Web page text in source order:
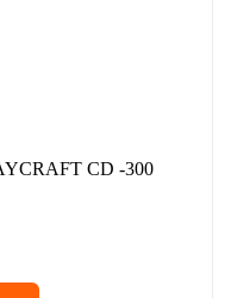
CD -300